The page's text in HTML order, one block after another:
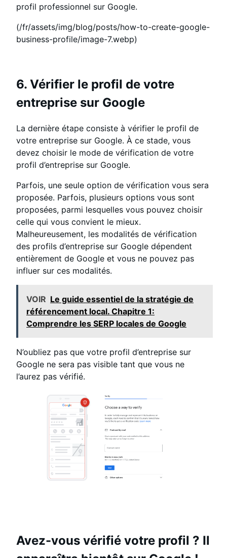
profil professionnel sur Google.
(/fr/assets/img/blog/posts/how-to-create-google-
business-profile/image-7.webp)
6. Vérifier le profil de votre
entreprise sur Google
La dernière étape consiste à vérifier le profil de
votre entreprise sur Google. À ce stade, vous
devez choisir le mode de vérification de votre
profil d’entreprise sur Google.
Parfois, une seule option de vérification vous sera
proposée. Parfois, plusieurs options vous sont
proposées, parmi lesquelles vous pouvez choisir
celle qui vous convient le mieux.
Malheureusement, les modalités de vérification
des profils d’entreprise sur Google dépendent
entièrement de Google et vous ne pouvez pas
influer sur ces modalités.
VOIR Le guide essentiel de la stratégie de
référencement local. Chapitre 1:
Comprendre les SERP locales de Google
N’oubliez pas que votre profil d’entreprise sur
Google ne sera pas visible tant que vous ne
l’aurez pas vérifié.
Avez-vous vérifié votre profil ? Il